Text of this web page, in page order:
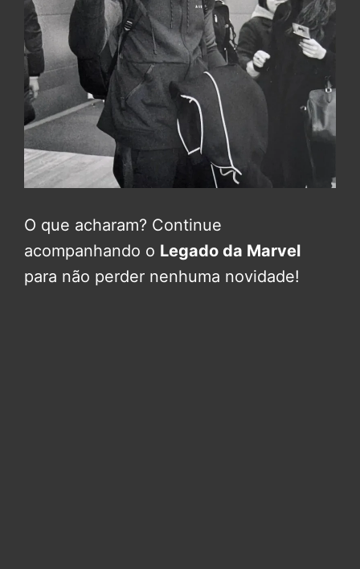
O que acharam? Continue
acompanhando o Legado da Marvel
para não perder nenhuma novidade!